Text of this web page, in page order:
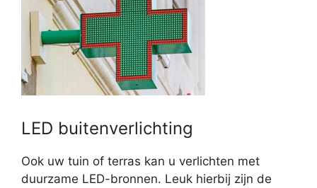
LED buitenverlichting
Ook uw tuin of terras kan u verlichten met
duurzame LED-bronnen. Leuk hierbij zijn de